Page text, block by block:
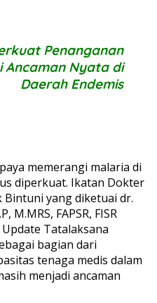
Penanganan
Ancaman Nyata di
Daerah Endemis
memerangi malaria di
diperkuat. Ikatan Dokter
Bintuni yang diketuai dr.
M.MRS, FAPSR, FISR
Tatalaksana
bagian dari
tenaga medis dalam
menjadi ancaman